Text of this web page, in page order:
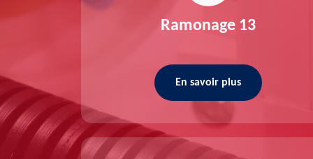
13 Ramonage 13
En savoir plus